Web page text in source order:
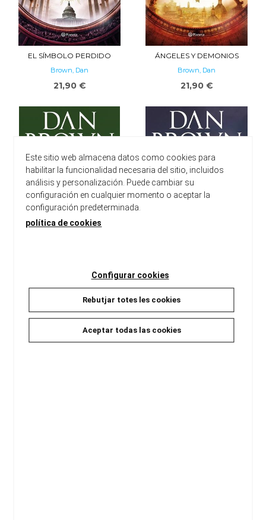
EL SÍMBOLO PERDIDO
Brown, Dan
21,90 €
ÁNGELES Y DEMONIOS
Brown, Dan
21,90 €
ÁNGELES Y DEMONIOS
14,96 € 14,96 €
Este sitio web almacena datos como cookies para
habilitar la funcionalidad necesaria del sitio, incluidos
análisis y personalización. Puede cambiar su
configuración en cualquier momento o aceptar la
configuración predeterminada.
política de cookies
Configurar cookies
Rebutjar totes les cookies
Aceptar todas las cookies